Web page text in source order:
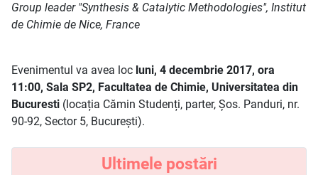
Group leader "Synthesis & Catalytic Methodologies", Institut
de Chimie de Nice, France
Evenimentul va avea loc luni, 4 decembrie 2017, ora
11:00, Sala SP2, Facultatea de Chimie, Universitatea din
Bucuresti (locația Cămin Studenți, parter, Șos. Panduri, nr.
90-92, Sector 5, București).
Ultimele postări